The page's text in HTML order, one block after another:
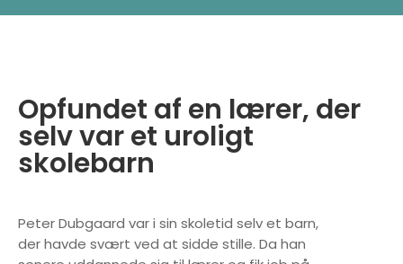
Opfundet af en lærer, der
selv var et uroligt
skolebarn
Peter Dubgaard var i sin skoletid selv et barn,
der havde svært ved at sidde stille. Da han